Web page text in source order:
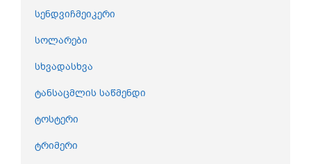
სენდვიჩმეიკერი
სოლარები
სხვადასხვა
ტანსაცმლის საწმენდი
ტოსტერი
ტრიმერი